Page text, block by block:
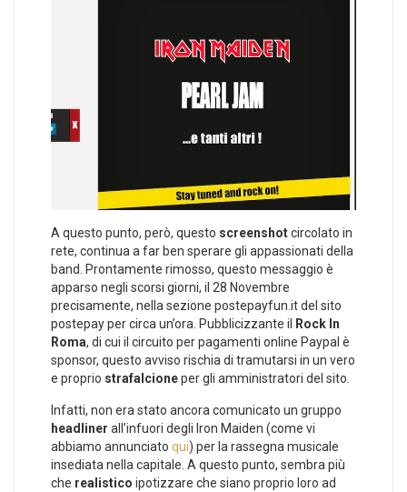
A questo punto, però, questo screenshotcircolato in
rete, continua a far ben sperare gli appassionati della
band. Prontamente rimosso, questo messaggio è
apparso negli scorsi giorni, il 28 Novembre
precisamente, nella sezione postepayfun.it del sito
postepay per circa un’ora. Pubblicizzante il
Rock In
Roma, di cui il circuito per pagamenti online Paypal è
sponsor, questo avviso rischia di tramutarsi in un vero
e proprio strafalcioneper gli amministratori del sito.
Infatti, non era stato ancora comunicato un gruppo
headliner all’infuori degli Iron Maiden (come vi
abbiamo annunciato qui) per la rassegna musicale
insediata nella capitale. A questo punto, sembra più
che realistico ipotizzare che siano proprio loro ad